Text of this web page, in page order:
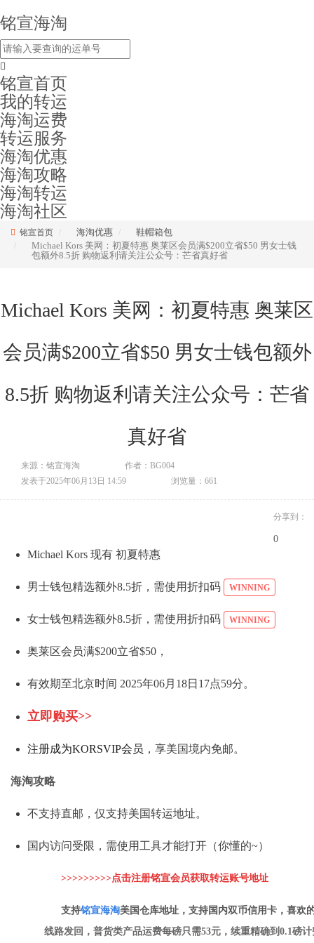
铭宣海淘
铭宣首页
我的转运
海淘运费
转运服务
海淘优惠
海淘攻略
海淘转运
海淘社区
铭宣首页 海淘优惠
鞋帽箱包
Michael Kors 美网：初夏特惠 奥莱区会员满$200立省$50 男女士钱
包额外8.5折 购物返利请关注公众号：芒省真好省
Michael Kors 美网：初夏特惠 奥莱区
会员满$200立省$50 男女士钱包额外
8.5折 购物返利请关注公众号：芒省
真好省
来源：铭宣海淘
作者：BG004
发表于2025年06月13日 14:59
浏览量：661
分享到：
0
Michael Kors 现有 初夏特惠
男士钱包精选额外8.5折，需使用折扣码 WINNING
女士钱包精选额外8.5折，需使用折扣码 WINNING
奥莱区会员满$200立省$50，
有效期至北京时间 2025年06月18日17点59分。
立即购买>>
注册成为KORSVIP会员 ，享美国境内免邮。
海淘攻略
不支持直邮，仅支持美国转运地址。
国内访问受限，需使用工具才能打开（你懂的~）
>>>>>>>>>点击注册铭宣会员获取转运账号地址
支持铭宣海淘美国仓库地址，支持国内双币信用卡，喜欢
线路发回，普货类产品运费每磅只需53元，续重精确到0.1磅计